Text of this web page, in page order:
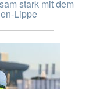
stark mit dem
Lippe